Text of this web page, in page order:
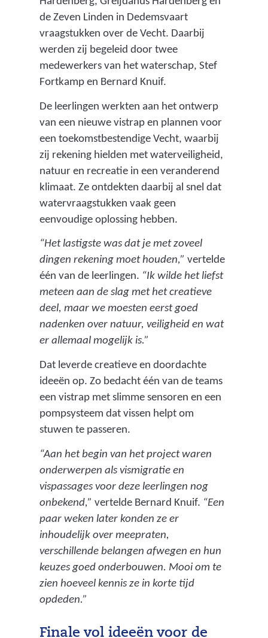
de Zeven Linden in Dedemsvaart
vraagstukken over de Vecht. Daarbij
werden zij begeleid door twee
medewerkers van het waterschap, Stef
Fortkamp en Bernard Knuif.
De leerlingen werkten aan het ontwerp
van een nieuwe vistrap en plannen voor
een toekomstbestendige Vecht, waarbij
zij rekening hielden met waterveiligheid,
natuur en recreatie in een veranderend
klimaat. Ze ontdekten daarbij al snel dat
watervraagstukken vaak geen
eenvoudige oplossing hebben.
“Het lastigste was dat je met zoveel
dingen rekening moet houden,” vertelde
één van de leerlingen. “Ik wilde het liefst
meteen aan de slag met het creatieve
deel, maar we moesten eerst goed
nadenken over natuur, veiligheid en wat
er allemaal mogelijk is.”
Dat leverde creatieve en doordachte
ideeën op. Zo bedacht één van de teams
een vistrap met slimme sensoren en een
pompsysteem dat vissen helpt om
stuwen te passeren.
“Aan het begin van het project waren
onderwerpen als vismigratie en
vispassages voor deze leerlingen nog
onbekend,” vertelde Bernard Knuif. “Een
paar weken later konden ze er
inhoudelijk over meepraten,
verschillende belangen afwegen en hun
keuzes goed onderbouwen. Mooi om te
zien hoeveel kennis ze in korte tijd
opdeden.”
Finale vol ideeën voor de